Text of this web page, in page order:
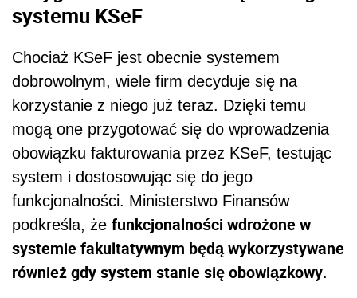
systemu KSeF
Chociaż KSeF jest obecnie systemem
dobrowolnym, wiele firm decyduje się na
korzystanie z niego już teraz. Dzięki temu
mogą one przygotować się do wprowadzenia
obowiązku fakturowania przez KSeF, testując
system i dostosowując się do jego
funkcjonalności. Ministerstwo Finansów
podkreśla, że funkcjonalności wdrożone w
systemie fakultatywnym będą wykorzystywane
również gdy system stanie się obowiązkowy.